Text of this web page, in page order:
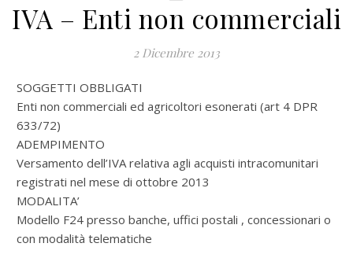
IVA – Enti non commerciali
2 Dicembre 2013
SOGGETTI OBBLIGATI
Enti non commerciali ed agricoltori esonerati (art 4 DPR
633/72)
ADEMPIMENTO
Versamento dell’IVA relativa agli acquisti intracomunitari
registrati nel mese di ottobre 2013
MODALITA’
Modello F24 presso banche, uffici postali , concessionari o
con modalità telematiche